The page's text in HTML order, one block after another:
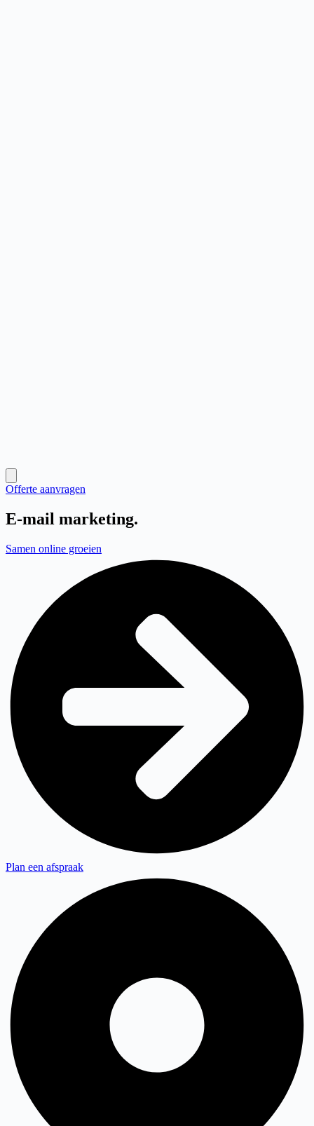
Offerte aanvragen
E-mail marketing.
Samen online groeien
Plan een afspraak